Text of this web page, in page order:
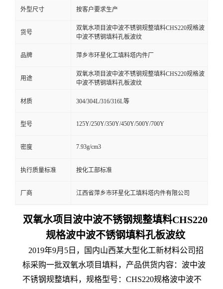
外型尺寸 按客户要求生产
货号
双氧水项目波中波不锈钢规整填料CHS220规格波
中波不锈钢填料孔板波纹
品牌 萍乡市环星化工填料塔内件厂
用途
双氧水项目波中波不锈钢规整填料CHS220规格波
中波不锈钢填料孔板波纹
材质 304/304L/316/316L等
型号 125Y/250Y/350Y/450Y/500Y/700Y
密度 7.93g/cm3
执行质量标准 按化工部标准
厂商 江西省萍乡市环星化工填料塔内件有限公司
双氧水项目波中波不锈钢规整填料CHS220
规格波中波不锈钢填料孔板波纹
2019年9月5日，国内山西某大型化工新材料公司招
标采购一批双氧水项目填料，产品供货内容：波中波
不锈钢规整填料，规格型号：CHS220规格波中波不